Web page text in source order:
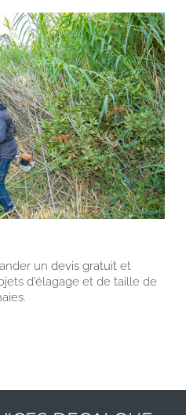
un devis gratuitet
d’élagage et de taille de